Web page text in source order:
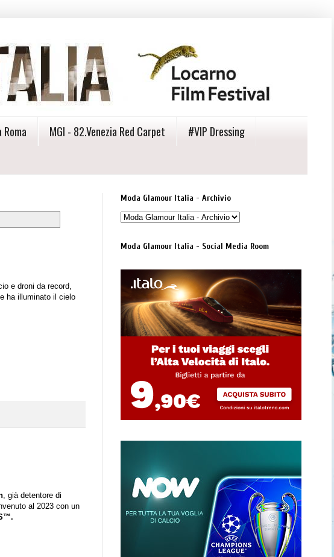
MGI - 82.Venezia Red Carpet
#VIP Dressing
e droni da record,
ha illuminato il cielo
, già detentore di
al 2023 con un
Moda Glamour Italia - Archivio
Moda Glamour Italia - Social Media Room